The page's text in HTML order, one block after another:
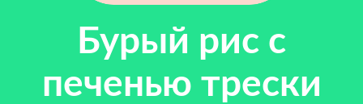
Бурый рис с
печенью трески